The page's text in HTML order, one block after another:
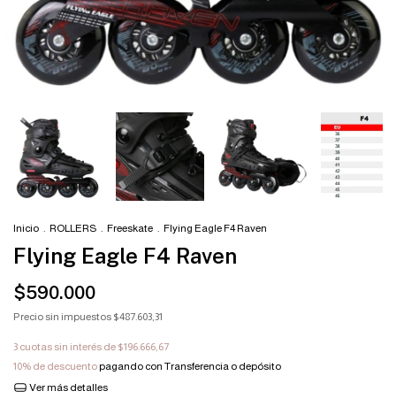
Inicio . ROLLERS . Freeskate . Flying Eagle F4 Raven
Flying Eagle F4 Raven
$590.000
Precio sin impuestos $487.603,31
3 cuotas sin interés de $196.666,67
10% de descuentopagando con Transferencia o depósito
Ver más detalles